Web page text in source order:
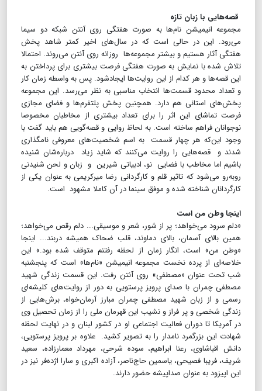
قصه‌هایی با زبان تازه
مجموعه انیمیشن نام‌ها به صورت هفتگی روی آنتن شبکه دو سیما
می‌رود. این در حالی است که در سال‌های اخیر کمتر شاهد پخش
هفتگی آثار هستیم و بیشتر مجموعه‌‎ها روزانه روی ‌آنتن می‌روند. احتمالا
تلاش شده با نمایش به صورت هفتگی فرصت بیشتری برای پرداختن به
این قصه‌ها و هر کدام از این روایت‌ها ایجادشود. پس به واسطه زمان کار
و تعداد محدود قسمت‌ها انتخاب مناسبی به نظر می‌رسد. این مجموعه
پخش‌های استانی هم دارد. همچنین پخش پلتفرم‌ها و فضای مجازی
فرصت تماشای این اثر را برای تعداد بیشتری از مخاطبان مخصوصا
نوجوانان فراهم ساخته است. به لحاظ روایی و قصه‌گویی هم باید گفت با
وجود این‌که هر چهار قسمت به اسم شخصیت‌های معروفی نامگذاری
شدند و قصه‌هایی را روایت می‌کنند که شاید زیاد د‌رباره‌شان شنیده
باشیم اما مخاطب با فضایی نو، ادبیاتی شیرین و زبان و لحن شنیدنی
رو‌به‌رو می‌شود که تاثیر قلم و کارگردانی رضا میرکریمی به عنوان یکی از
کارگردانان شناخته شده و موفق سینما در آن کاملا مشهود است.
اینجا وطن من است
«دلم سرود می‌خواهد؛ پر از شور، شعر و موسیقی... دلم رقص می‌خواهد؛
همین بالای آسمان، بالای دماوند، قلب ضحاک همیشه دربند... اینجا
«وطن من» است، انگار زمان از لحظه رفتنم متوقف شده بود.» این
خلاصه‌ای از پرده نخست مجموعه انیمیشن «نام‌ها» است که پنجشنبه
شب تحت عنوان «مصطفی» روی آنتن رفت. این قسمت زندگی شهید
مصطفی چمران با صدای پرویز پرستویی به دور از روایت‌های کلیشه‌ای
رسمی و از زبان شهید مصطفی چمران مبارز آرمان‌خواه، برش‌هایی از
زندگی شخصی و پر فراز و نشیب این قهرمان ملی را از زمان تحصیل وی
در آمریکا تا دوران فعالیت اجتماعی او در کشور لبنان و در نهایت لحظه
شهادت این بزرگمرد نامدار را به تصویر کشید. علاوه بر پرویز پرستویی،
دانش اقباشاوی، رعنا ابراهیم، سوده شرحی، مهرداد معمارزاده، سعید
شریف، فریبا فصیحی، یاسمین حاج‌ناصر، آزاده اکبری و سارا اژده‌فر نیز در
این اپیزود به عنوان صداپیشه حضور دارند.